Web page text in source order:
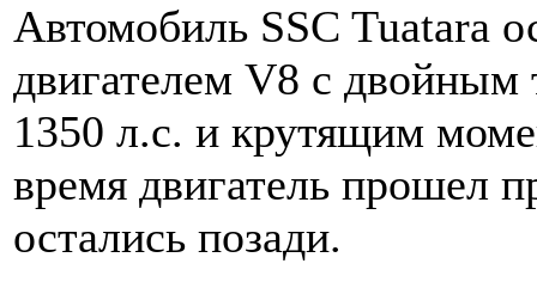
Автомобиль SSC Tuatara
двигателем V8 с
1350 л.с. и крутящим
время двигатель прошел
остались позади.